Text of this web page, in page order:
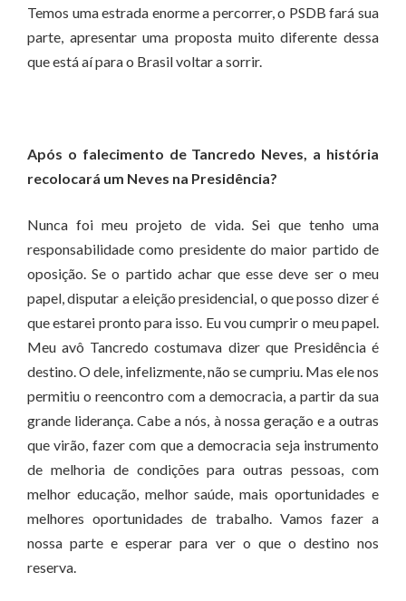
Temos uma estrada enorme a percorrer, o PSDB fará sua
parte, apresentar uma proposta muito diferente dessa
que está aí para o Brasil voltar a sorrir.
Após o falecimento de Tancredo Neves, a história
recolocará um Neves na Presidência?
Nunca foi meu projeto de vida. Sei que tenho uma
responsabilidade como presidente do maior partido de
oposição. Se o partido achar que esse deve ser o meu
papel, disputar a eleição presidencial, o que posso dizer é
que estarei pronto para isso. Eu vou cumprir o meu papel.
Meu avô Tancredo costumava dizer que Presidência é
destino. O dele, infelizmente, não se cumpriu. Mas ele nos
permitiu o reencontro com a democracia, a partir da sua
grande liderança. Cabe a nós, à nossa geração e a outras
que virão, fazer com que a democracia seja instrumento
de melhoria de condições para outras pessoas, com
melhor educação, melhor saúde, mais oportunidades e
melhores oportunidades de trabalho. Vamos fazer a
nossa parte e esperar para ver o que o destino nos
reserva.